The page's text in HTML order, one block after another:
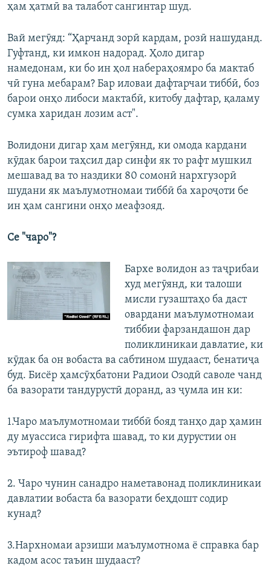
ҳам ҳатмӣ ва талабот сангинтар шуд.
Вай мегӯяд: “Ҳарчанд зорӣ кардам, розӣ нашуданд.
Гуфтанд, ки имкон надорад. Ҳоло дигар
намедонам, ки бо ин ҳол набераҳоямро ба мактаб
чӣ гуна мебарам? Бар иловаи дафтарчаи тиббӣ, боз
барои онҳо либоси мактабӣ, китобу дафтар, қаламу
сумка харидан лозим аст".
Волидони дигар ҳам мегӯянд, ки омода кардани
кӯдак барои таҳсил дар синфи як то рафт мушкил
мешавад ва то наздики 80 сомонӣ нархгузорӣ
шудани як маълумотномаи тиббӣ ба хароҷоти бе
ин ҳам сангини онҳо меафзояд.
Се "чаро"?
Бархе волидон аз таҷрибаи
худ мегӯянд, ки талоши
мисли гузаштаҳо ба даст
овардани маълумотномаи
тиббии фарзандашон дар
поликлиникаи давлатие, ки
кӯдак ба он вобаста ва сабтином шудааст, бенатиҷа
буд. Бисёр ҳамсӯҳбатони Радиои Озодӣ саволе чанд
ба вазорати тандурустӣ доранд, аз ҷумла ин ки:
1.Чаро маълумотномаи тиббӣ бояд танҳо дар ҳамин
ду муассиса гирифта шавад, то ки дурустии он
эътироф шавад?
2. Чаро чунин санадро наметавонад поликлиникаи
давлатии вобаста ба вазорати беҳдошт содир
кунад?
3.Нархномаи арзиши маълумотнома ё справка бар
кадом асос таъин шудааст?